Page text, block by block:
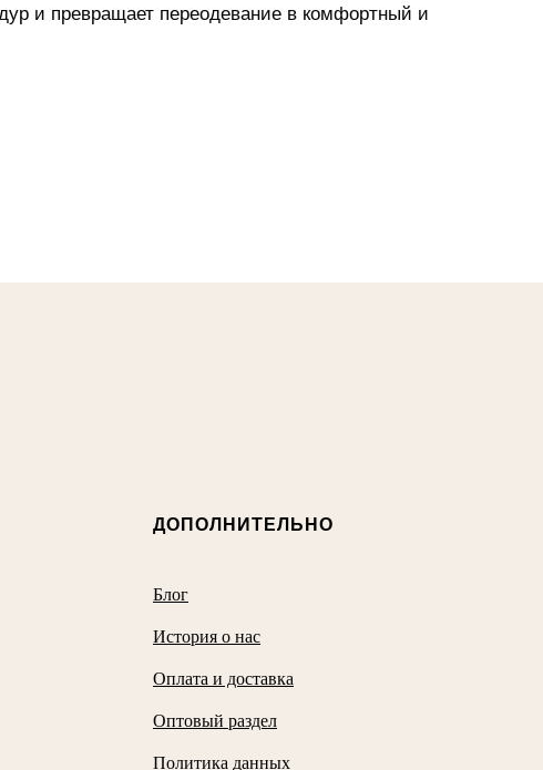
и превращает переодевание в комфортный и
ДОПОЛНИТЕЛЬНО
Блог
История о нас
Оплата и доставка
Оптовый раздел
Политика данных